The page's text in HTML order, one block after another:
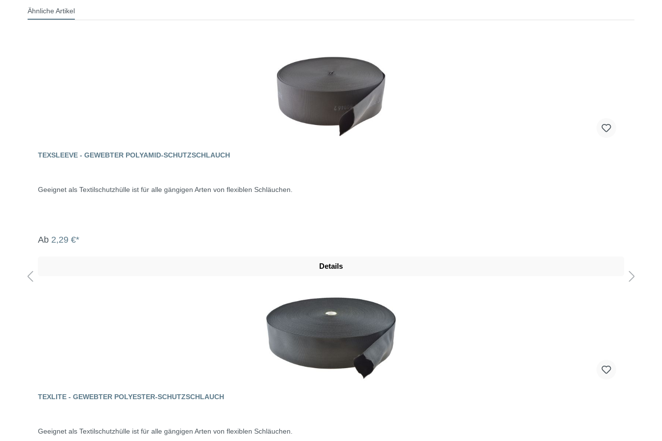
Ähnliche Artikel
TEXSLEEVE - GEWEBTER POLYAMID-SCHUTZSCHLAUCH
Geeignet als Textilschutzhülle ist für alle gängigen Arten von flexiblen Schläuchen.
Ab 2,29 €*
Details
TEXLITE - GEWEBTER POLYESTER-SCHUTZSCHLAUCH
Geeignet als Textilschutzhülle ist für alle gängigen Arten von flexiblen Schläuchen.